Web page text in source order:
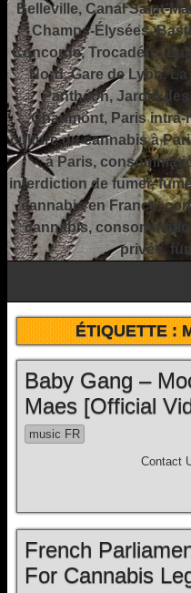
Belleville, Canal Saint-
Champs-Élysées,
Concorde, Trocadéro,
Nord, Gare de Lyon,
Panthéon, Jardin
Chaumont, Paris
culture du cannabis à
à Paris,
interdiction de fumer,
cannabis en France,
cannabis,
privée,
ÉTIQUETTE :
Baby Gang –
Maes [Official
music FR
Contact
French
For Cannabis